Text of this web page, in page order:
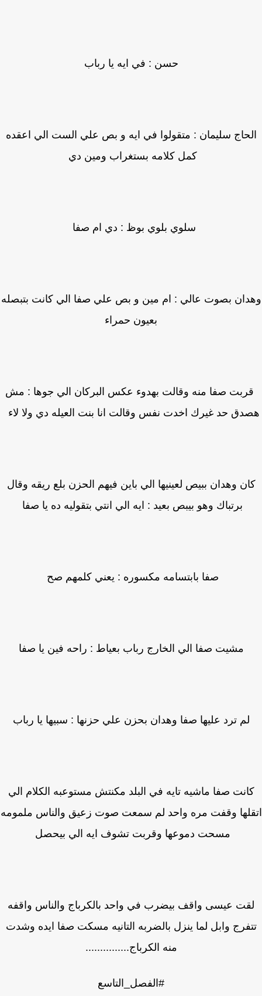
حسن : في ايه يا رباب
سليمان : متقولوا في ايه و بص علي الست الي اعقده
كمل كلامه بستغراب ومين دي
سلوي بلوي بوظ : دي ام صفا
بصوت عالي : ام مين و بص علي صفا الي كانت بتبصله
بعيون حمراء
صفا منه وقالت بهدوء عكس البركان الي جوها : مش
حد غيرك اخدت نفس وقالت انا بنت العيله دي ولا لاء
وهدان ببيص لعينيها الي باين فيهم الحزن بلع ريقه وقال
برتباك وهو بيبص بعيد : ايه الي انتي بتقوليه ده يا صفا
صفا بابتسامه مكسوره : يعني كلمهم صح
مشيت صفا الي الخارج رباب بعياط : راحه فين يا صفا
لم ترد عليها صفا وهدان بحزن علي حزنها : سبيها يا رباب
صفا ماشيه تايه في البلد مكنتش مستوعبه الكلام الي
وقفت مره واحد لم سمعت صوت زعيق والناس ملمومه
مسحت دموعها وقربت تشوف ايه الي بيحصل
عيسى واقف بيضرب في واحد بالكرباج والناس واقفه
وابل لما ينزل بالضربه التانيه مسكت صفا ايده وشدت
منه الكرباج...............
#الفصل_التاسع